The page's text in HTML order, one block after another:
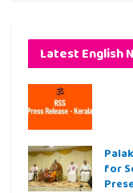
Latest English
for